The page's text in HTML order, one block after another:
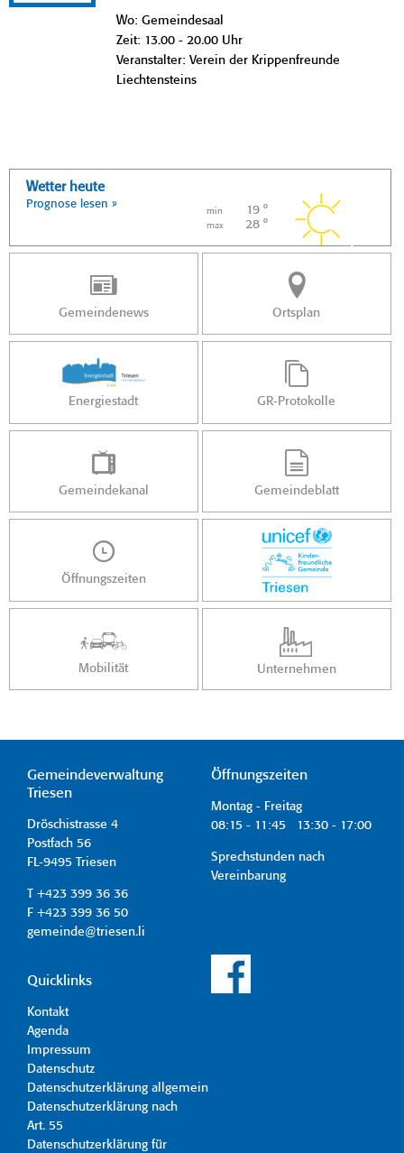
Wo: Gemeindesaal
Zeit: 13.00 - 20.00 Uhr
Veranstalter: Verein der Krippenfreunde
Liechtensteins
Wetter heute
Prognose lesen »
min 19 °
max 28 °
Gemeindenews Ortsplan
Energiestadt GR-Protokolle
Gemeindekanal Gemeindeblatt
Öffnungszeiten
Mobilität Unternehmen
Gemeindeverwaltung
Triesen
Dröschistrasse 4
Postfach 56
FL-9495 Triesen
T +423 399 36 36
F +423 399 36 50
gemeinde@triesen.li
Öffnungszeiten
Montag - Freitag
08:15 - 11:45 13:30 - 17:00
Sprechstunden nach
Vereinbarung
Quicklinks
Kontakt
Agenda
Impressum
Datenschutz
Datenschutzerklärung allgemein
Datenschutzerklärung nach
Art. 55
Datenschutzerklärung für